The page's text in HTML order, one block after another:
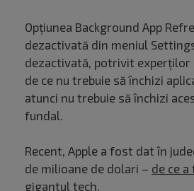
Opțiunea Background App
dezactivată din meniul
dezactivată, potrivit experților
de ce nu trebuie să închizi
atunci nu trebuie să închizi
fundal.
Recent, Apple a fost dat în
de milioane de dolari – de ce
gigantul tech.